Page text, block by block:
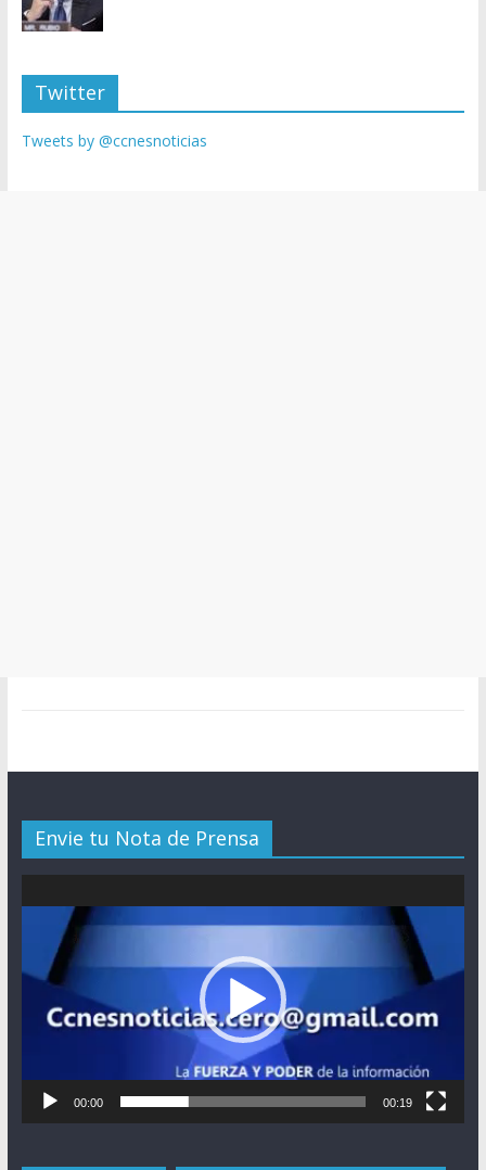
Twitter
Tweets by @ccnesnoticias
Envie tu Nota de Prensa
de
00:00 00:19